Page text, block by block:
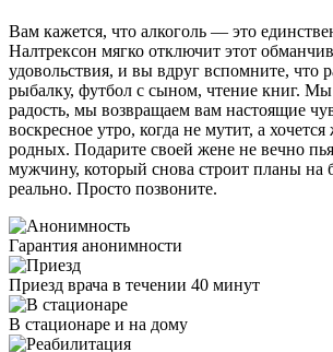
Вам кажется, что алкоголь — это
Налтрексон мягко отключит этот
удовольствия, и вы вдруг вспомните, что
рыбалку, футбол с сыном, чтение книг.
радость, мы возвращаем вам настоящие
воскресное утро, когда не мутит, а
родных. Подарите своей жене не вечно
мужчину, который снова строит планы на
реально. Просто позвоните.
Гарантия анонимности
Приезд врача в течении 40 минут
В стационаре и на дому